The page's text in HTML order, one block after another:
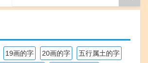
19画的字 20画的字
五行属土的字